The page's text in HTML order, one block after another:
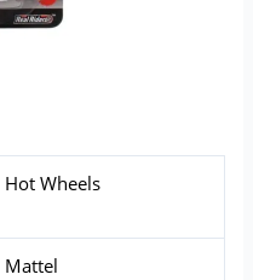
Hot Wheels
Mattel